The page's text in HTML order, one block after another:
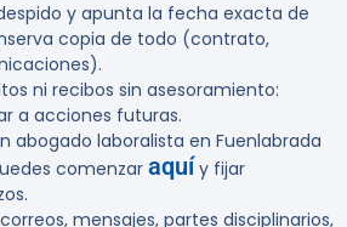
y apunta la fecha exacta de
copia de todo (contrato,
ni recibos sin asesoramiento:
a acciones futuras.
abogado laboralista en Fuenlabrada
comenzar aquí y fijar
mensajes, partes disciplinarios,